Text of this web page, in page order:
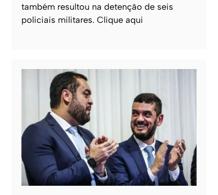
também resultou na detenção de seis
policiais militares. Clique aqui